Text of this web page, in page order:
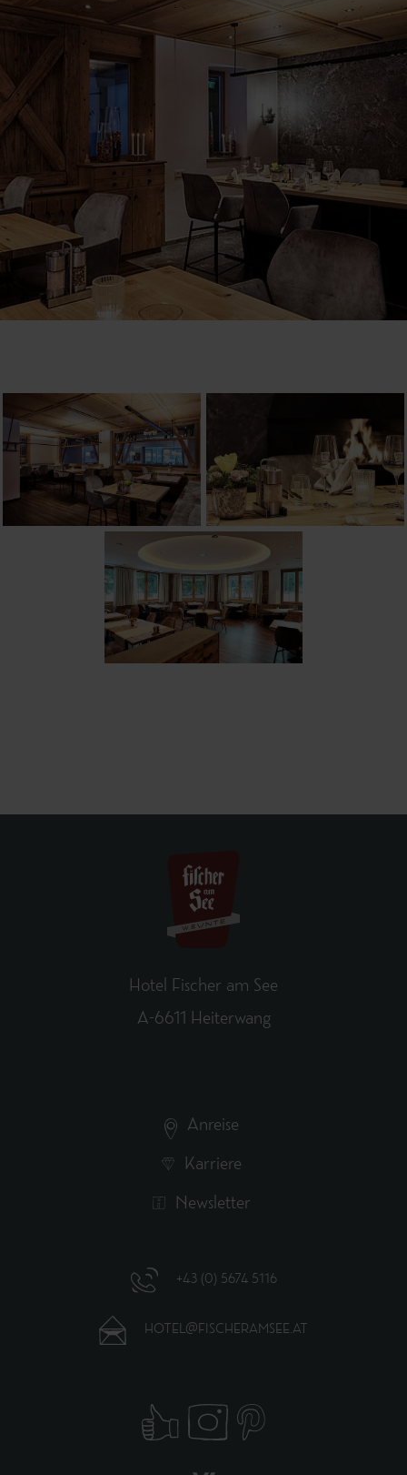
Hotel Fischer am See
A-6611 Heiterwang
Anreise
Karriere
Newsletter
+43 (0) 5674 5116
HOTEL@FISCHERAMSEE.AT